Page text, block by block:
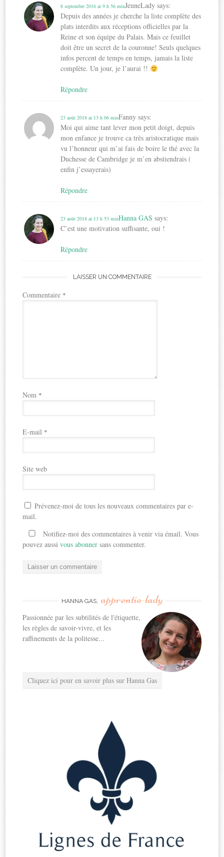
JeuneLady says:
8 septembre 2016 at 9 h 56 min
Depuis des années je cherche la liste complète des
plats interdits aux réceptions officielles par la
Reine et son équipe du Palais. Mais ce feuillet
doit être un secret de la couronne! Seuls quelques
infos percent de temps en temps, jamais la liste
complète. Un jour, je l’aurai !!
Répondre
Fanny says:
23 août 2018 at 13 h 06 min
Moi qui aime tant lever mon petit doigt, depuis
mon enfance je trouve ca très aristocratique mais
vu l’honneur qui m’ai fais de boire le thé avec la
Duchesse de Cambridge je m’en abstiendrais (
enfin j’essayerais)
Répondre
Hanna GAS says:
23 août 2018 at 13 h 53 min
C’est une motivation suffisante, oui !
Répondre
LAISSER UN COMMENTAIRE
Commentaire *
Nom *
E-mail *
Site web
Prévenez-moi de tous les nouveaux commentaires par e-
mail.
Notifiez-moi des commentaires à venir via émail. Vous
pouvez aussivous abonner sans commenter.
HANNA GAS, apprentie-lady
Passionnée par les subtilités de l'étiquette,
les règles de savoir-vivre, et les
raffinements de la politesse...
Cliquez ici pour en savoir plus sur Hanna Gas